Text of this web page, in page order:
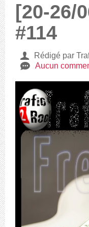
[20-26/
#114
U Rédigé par
e Aucun